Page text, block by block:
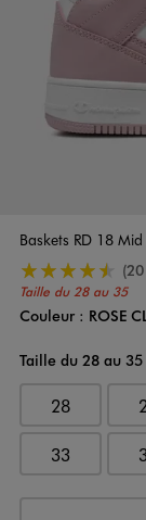
Baskets RD 18
Taille du 28 au 35
4.5/5 de
Couleur
Couleur : ROSE
Taille du 28 au 35
28
33